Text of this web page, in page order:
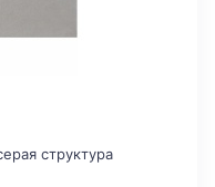
структура